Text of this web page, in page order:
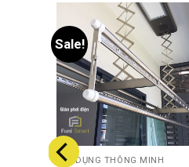
Sale!
GIA DỤNG THÔNG MINH